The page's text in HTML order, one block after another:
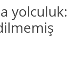
yolculuk: